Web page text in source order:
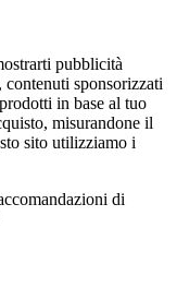
pubblicità
contenuti sponsorizzati
in base al tuo
misurandone il
sito utilizziamo i
di